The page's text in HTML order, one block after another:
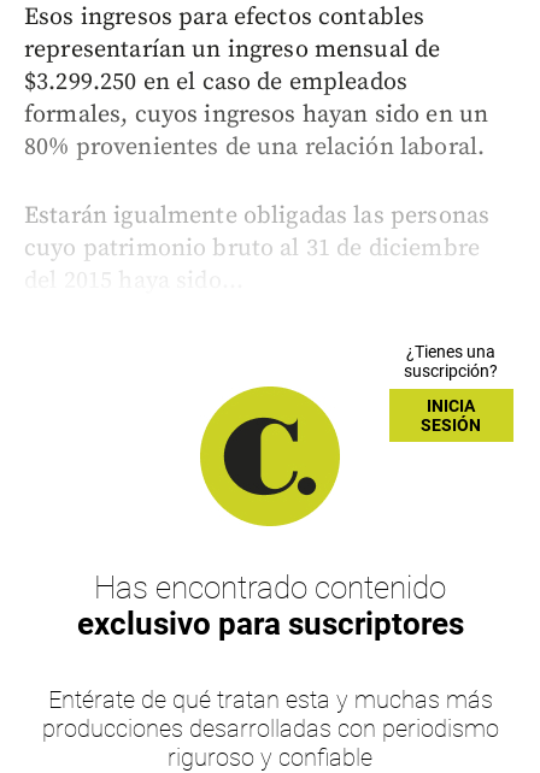
Esos ingresos para efectos contables
representarían un ingreso mensual de
$3.299.250 en el caso de empleados
formales, cuyos ingresos hayan sido en un
80% provenientes de una relación laboral.
Estarán igualmente obligadas las personas
cuyo patrimonio bruto al 31 de diciembre
del 2015 haya sido...
¿Tienes una
suscripción?
INICIA
SESIÓN
Has encontrado contenido
exclusivo para suscriptores
Entérate de qué tratan esta y muchas más
producciones desarrolladas con periodismo
riguroso y confiable